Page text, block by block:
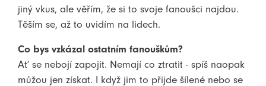
jiný vkus, ale věřím, že si to svoje fanoušci najdou.
Těším se, až to uvidím na lidech.
Co bys vzkázal ostatním fanouškům?
Ať se nebojí zapojit. Nemají co ztratit - spíš naopak
můžou jen získat. I když jim to přijde šílené nebo se